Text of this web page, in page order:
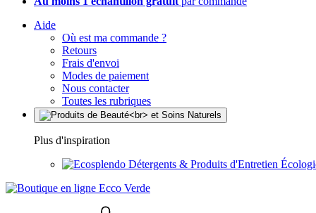
Aide
Où est ma commande ?
Retours
Frais d'envoi
Modes de paiement
Nous contacter
Toutes les rubriques
Plus d'inspiration
Détergents & Produits d'Entretien